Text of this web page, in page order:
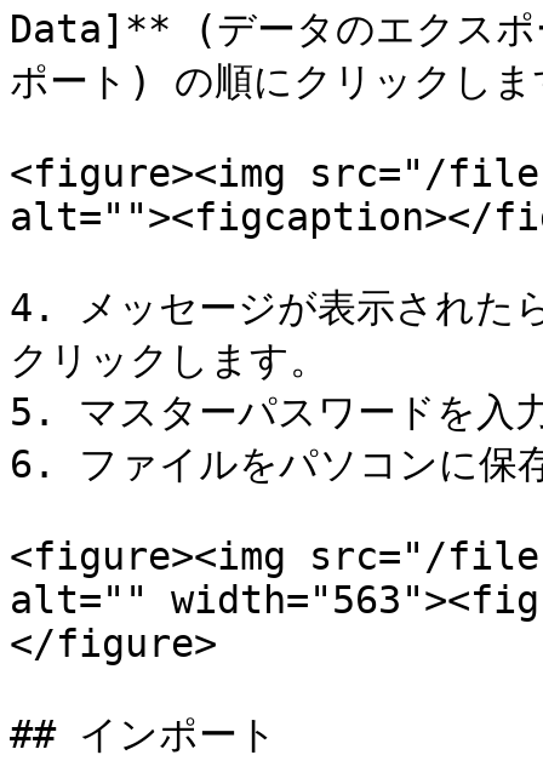
Data]** (データのエク
ポート) の順にクリックしま
<figure><img src="/
alt=""><figcaption></
4. メッセージが表示され
クリックします。
5. マスターパスワードを入
6. ファイルをパソコンに保
<figure><img src="/files/
alt=""
</figure>
## インポート